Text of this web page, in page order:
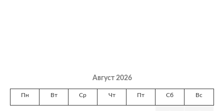
Август 2026
Пн Вт Ср Чт Пт Сб Вс